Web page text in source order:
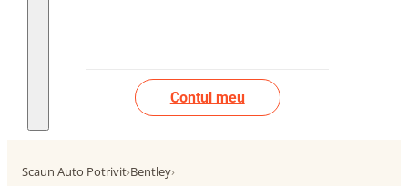
Contul meu
Scaun Auto Potrivit›Bentley›